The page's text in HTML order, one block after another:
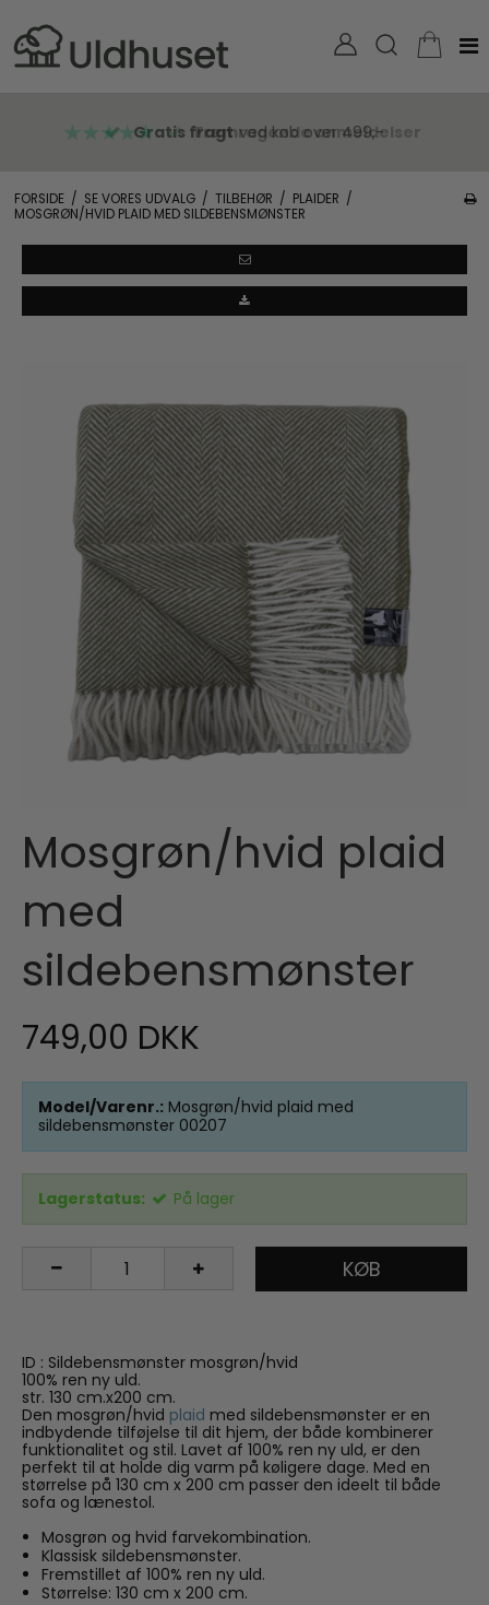
Gratis fragt ved køb over 499,-
FORSIDE / SE VORES UDVALG / TILBEHØR / PLAIDER /
MOSGRØN/HVID PLAID MED SILDEBENSMØNSTER
Mosgrøn/hvid plaid
med
sildebensmønster
749,00 DKK
Model/Varenr.: Mosgrøn/hvid plaid med
sildebensmønster 00207
Lagerstatus: På lager
KØB
ID : Sildebensmønster mosgrøn/hvid
100% ren ny uld.
str. 130 cm.x200 cm.
Den mosgrøn/hvid plaid med sildebensmønster er en
indbydende tilføjelse til dit hjem, der både kombinerer
funktionalitet og stil. Lavet af 100% ren ny uld, er den
perfekt til at holde dig varm på køligere dage. Med en
størrelse på 130 cm x 200 cm passer den ideelt til både
sofa og lænestol.
Mosgrøn og hvid farvekombination.
Klassisk sildebensmønster.
Fremstillet af 100% ren ny uld.
Størrelse: 130 cm x 200 cm.